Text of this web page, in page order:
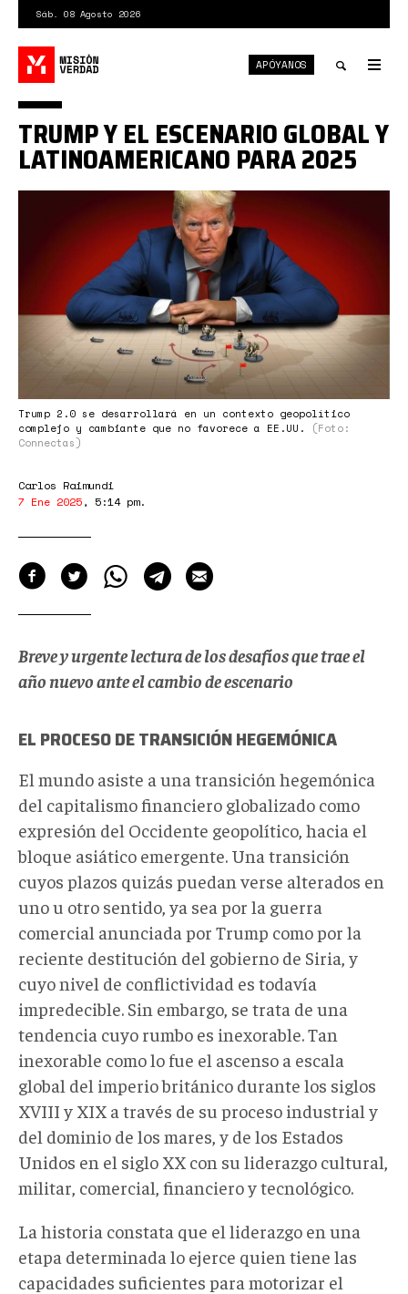
contenido
principal
Sáb. 08 Agosto 2026
search
APÓYANOS
latinoamerica-
696x392.jpg
Trump 2.0 se desarrollará en un contexto geopolítico
complejo y cambiante que no favorece a EE.UU.
(Foto:
Connectas)
TRUMP Y EL ESCENARIO GLOBAL Y
LATINOAMERICANO PARA 2025
Carlos Raimundi
7 Ene 2025, 5:14 pm.
Breve y urgente lectura de los desafíos que trae el
año nuevo ante el cambio de escenario
EL PROCESO DE TRANSICIÓN HEGEMÓNICA
El mundo asiste a una transición hegemónica
del capitalismo financiero globalizado como
expresión del Occidente geopolítico, hacia el
bloque asiático emergente. Una transición
cuyos plazos quizás puedan verse alterados en
uno u otro sentido, ya sea por la guerra
comercial anunciada por Trump como por la
reciente destitución del gobierno de Siria, y
cuyo nivel de conflictividad es todavía
impredecible. Sin embargo, se trata de una
tendencia cuyo rumbo es inexorable. Tan
inexorable como lo fue el ascenso a escala
global del imperio británico durante los siglos
XVIII y XIX a través de su proceso industrial y
del dominio de los mares, y de los Estados
Unidos en el siglo XX con su liderazgo cultural,
militar, comercial, financiero y tecnológico.
La historia constata que el liderazgo en una
etapa determinada lo ejerce quien tiene las
capacidades suficientes para motorizar el